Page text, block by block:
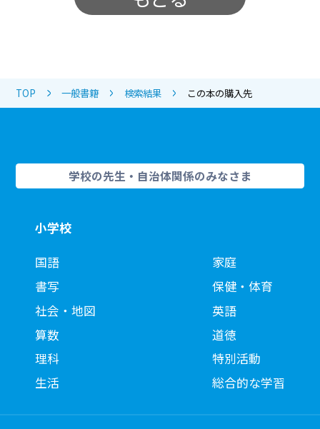
TOP 一般書籍 検索結果 この本の購入先
学校の先生・自治体関係のみなさま
小学校
国語
書写
社会・地図
算数
理科
生活
家庭
保健・体育
英語
道徳
特別活動
総合的な学習